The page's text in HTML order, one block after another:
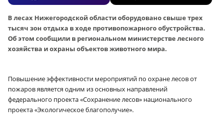
В лесах Нижегородской области оборудовано свыше трех
тысяч зон отдыха в ходе противопожарного обустройства.
Об этом сообщили в региональном министерстве лесного
хозяйства и охраны объектов животного мира.
Повышение эффективности мероприятий по охране лесов от
пожаров является одним из основных направлений
федерального проекта «Сохранение лесов» национального
проекта «Экологическое благополучие».